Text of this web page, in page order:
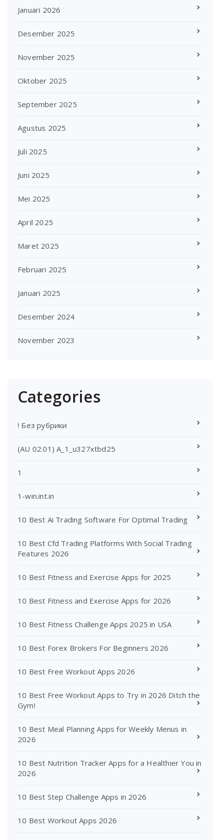
Januari 2026
Desember 2025
November 2025
Oktober 2025
September 2025
Agustus 2025
Juli 2025
Juni 2025
Mei 2025
April 2025
Maret 2025
Februari 2025
Januari 2025
Desember 2024
November 2023
Categories
! Без рубрики
(AU 02.01) A_1_u327xtbd25
1
1-win.int.in
10 Best Ai Trading Software For Optimal Trading
10 Best Cfd Trading Platforms With Social Trading
Features 2026
10 Best Fitness and Exercise Apps for 2025
10 Best Fitness and Exercise Apps for 2026
10 Best Fitness Challenge Apps 2025 in USA
10 Best Forex Brokers For Beginners 2026
10 Best Free Workout Apps 2026
10 Best Free Workout Apps to Try in 2026 Ditch the
Gym!
10 Best Meal Planning Apps for Weekly Menus in
2026
10 Best Nutrition Tracker Apps for a Healthier You in
2026
10 Best Step Challenge Apps in 2026
10 Best Workout Apps 2026